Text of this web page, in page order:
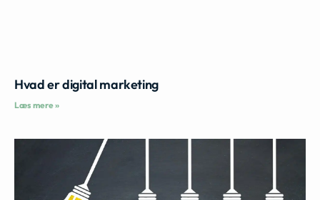
Hvad er digital marketing
Læs mere »